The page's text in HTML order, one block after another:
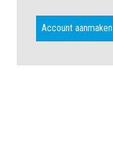
Account aanmaken